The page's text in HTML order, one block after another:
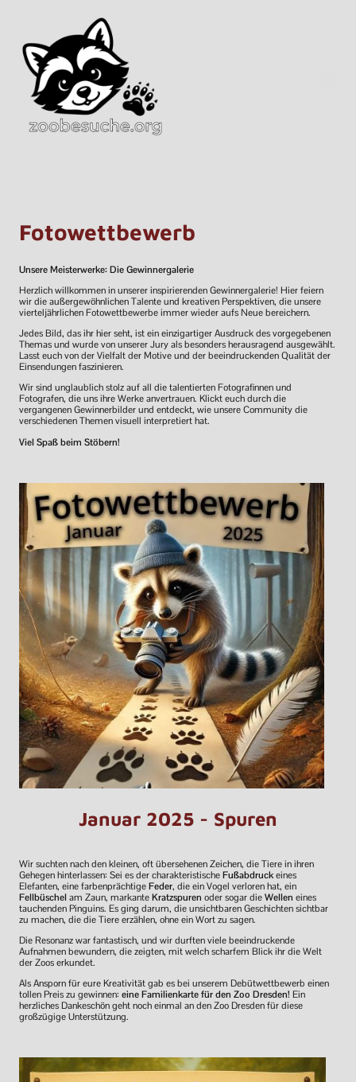
Fotowettbewerb
Unsere Meisterwerke: Die Gewinnergalerie
Herzlich willkommen in unserer inspirierenden Gewinnergalerie! Hier feiern
wir die außergewöhnlichen Talente und kreativen Perspektiven, die unsere
vierteljährlichen Fotowettbewerbe immer wieder aufs Neue bereichern.
Jedes Bild, das ihr hier seht, ist ein einzigartiger Ausdruck des vorgegebenen
Themas und wurde von unserer Jury als besonders herausragend ausgewählt.
Lasst euch von der Vielfalt der Motive und der beeindruckenden Qualität der
Einsendungen faszinieren.
Wir sind unglaublich stolz auf all die talentierten Fotografinnen und
Fotografen, die uns ihre Werke anvertrauen. Klickt euch durch die
vergangenen Gewinnerbilder und entdeckt, wie unsere Community die
verschiedenen Themen visuell interpretiert hat.
Viel Spaß beim Stöbern!
Januar 2025 - Spuren
Wir suchten nach den kleinen, oft übersehenen Zeichen, die Tiere in ihren
Gehegen hinterlassen: Sei es der charakteristischeFußabdruckeines
Elefanten, eine farbenprächtigeFeder, die ein Vogel verloren hat, ein
Fellbüschelam Zaun, markanteKratzspuren oder sogar dieWellen eines
tauchenden Pinguins. Es ging darum, die unsichtbaren Geschichten sichtbar
zu machen, die die Tiere erzählen, ohne ein Wort zu sagen.
Die Resonanz war fantastisch, und wir durften viele beeindruckende
Aufnahmen bewundern, die zeigten, mit welch scharfem Blick ihr die Welt
der Zoos erkundet.
Als Ansporn für eure Kreativität gab es bei unserem Debütwettbewerb einen
tollen Preis zu gewinnen: eine Familienkarte für den Zoo Dresden! Ein
herzliches Dankeschön geht noch einmal an den Zoo Dresden für diese
großzügige Unterstützung.